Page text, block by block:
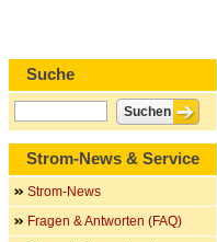
Suche
Strom-News & Service
Strom-News
Fragen & Antworten (FAQ)